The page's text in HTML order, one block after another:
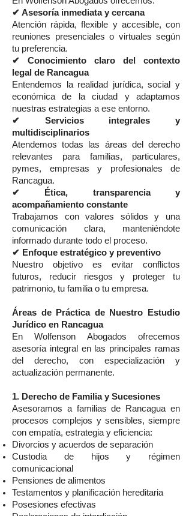
✔ Asesoría inmediata y cercana
Atención rápida, flexible y accesible, con
reuniones presenciales o virtuales según
tu preferencia.
✔ Conocimiento claro del contexto
legal de Rancagua
Entendemos la realidad jurídica, social y
económica de la ciudad y adaptamos
nuestras estrategias a ese entorno.
✔ Servicios integrales y
multidisciplinarios
Atendemos todas las áreas del derecho
relevantes para familias, particulares,
pymes, empresas y profesionales de
Rancagua.
✔ Ética, transparencia y
acompañamiento constante
Trabajamos con valores sólidos y una
comunicación clara, manteniéndote
informado durante todo el proceso.
✔ Enfoque estratégico y preventivo
Nuestro objetivo es evitar conflictos
futuros, reducir riesgos y proteger tu
patrimonio, tu familia o tu empresa.
Áreas de Práctica de Nuestro Estudio
Jurídico en Rancagua
En Wolfenson Abogados ofrecemos
asesoría integral en las principales ramas
del derecho, con especialización y
actualización permanente.
1. Derecho de Familia y Sucesiones
Asesoramos a familias de Rancagua en
procesos complejos y sensibles, siempre
con empatía, estrategia y eficiencia:
Divorcios y acuerdos de separación
Custodia de hijos y régimen
comunicacional
Pensiones de alimentos
Testamentos y planificación hereditaria
Posesiones efectivas